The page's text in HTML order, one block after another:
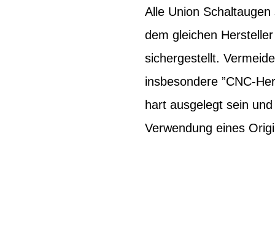
Alle Union
dem gleichen
sichergestellt.
insbesondere ”CNC-
hart ausgelegt sein
Verwendung eines